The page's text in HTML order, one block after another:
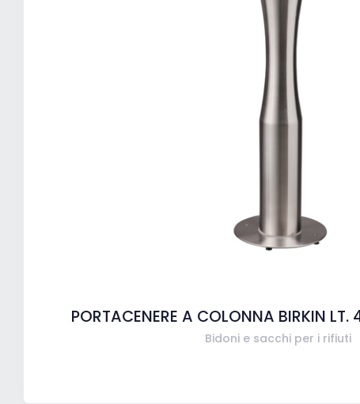
PORTACENERE A COLONNA BIRKIN
Bidoni e sacchi per i rifiuti